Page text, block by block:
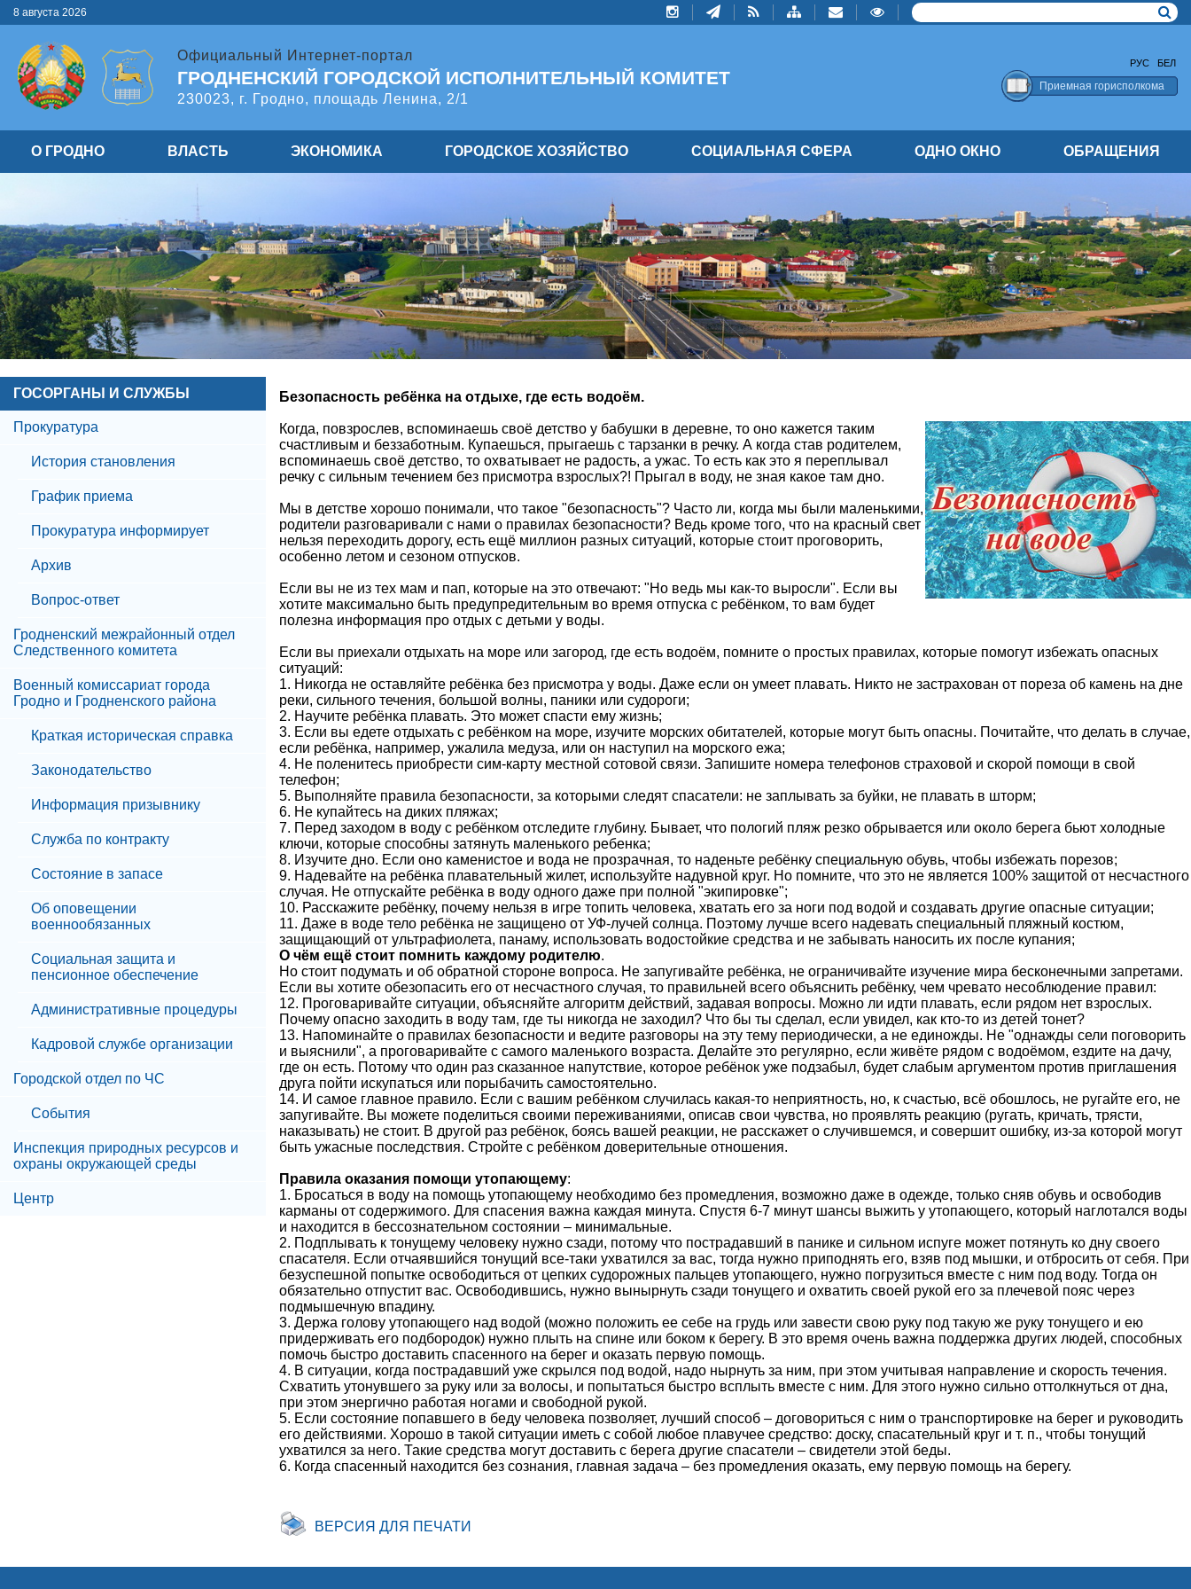
8 августа 2026
Официальный Интернет-портал
ГРОДНЕНСКИЙ ГОРОДСКОЙ ИСПОЛНИТЕЛЬНЫЙ КОМИТЕТ
230023, г. Гродно, площадь Ленина, 2/1
РУС БЕЛ
Приемная горисполкома
О ГРОДНО ВЛАСТЬ ЭКОНОМИКА ГОРОДСКОЕ ХОЗЯЙСТВО СОЦИАЛЬНАЯ СФЕРА ОДНО ОКНО ОБРАЩЕНИЯ
ГОСОРГАНЫ И СЛУЖБЫ
Прокуратура
История становления
График приема
Прокуратура информирует
Архив
Вопрос-ответ
Гродненский межрайонный отдел
Следственного комитета
Военный комиссариат города
Гродно и Гродненского района
Краткая историческая справка
Законодательство
Информация призывнику
Служба по контракту
Состояние в запасе
Об оповещении
военнообязанных
Социальная защита и
пенсионное обеспечение
Административные процедуры
Кадровой службе организации
Городской отдел по ЧС
События
Инспекция природных ресурсов и
охраны окружающей среды
Центр
Безопасность ребёнка на отдыхе, где есть водоём.
Когда, повзрослев, вспоминаешь своё детство у бабушки в деревне, то оно кажется таким
счастливым и беззаботным. Купаешься, прыгаешь с тарзанки в речку. А когда став родителем,
вспоминаешь своё детство, то охватывает не радость, а ужас. То есть как это я переплывал
речку с сильным течением без присмотра взрослых?! Прыгал в воду, не зная какое там дно.
Мы в детстве хорошо понимали, что такое "безопасность"? Часто ли, когда мы были маленькими,
родители разговаривали с нами о правилах безопасности? Ведь кроме того, что на красный свет
нельзя переходить дорогу, есть ещё миллион разных ситуаций, которые стоит проговорить,
особенно летом и сезоном отпусков.
Если вы не из тех мам и пап, которые на это отвечают: "Но ведь мы как-то выросли". Если вы
хотите максимально быть предупредительным во время отпуска с ребёнком, то вам будет
полезна информация про отдых с детьми у воды.
Если вы приехали отдыхать на море или загород, где есть водоём, помните о простых правилах, которые помогут избежать опасных
ситуаций:
1. Никогда не оставляйте ребёнка без присмотра у воды. Даже если он умеет плавать. Никто не застрахован от пореза об камень на дне
реки, сильного течения, большой волны, паники или судороги;
2. Научите ребёнка плавать. Это может спасти ему жизнь;
3. Если вы едете отдыхать с ребёнком на море, изучите морских обитателей, которые могут быть опасны. Почитайте, что делать в случае,
если ребёнка, например, ужалила медуза, или он наступил на морского ежа;
4. Не поленитесь приобрести сим-карту местной сотовой связи. Запишите номера телефонов страховой и скорой помощи в свой
телефон;
5. Выполняйте правила безопасности, за которыми следят спасатели: не заплывать за буйки, не плавать в шторм;
6. Не купайтесь на диких пляжах;
7. Перед заходом в воду с ребёнком отследите глубину. Бывает, что пологий пляж резко обрывается или около берега бьют холодные
ключи, которые способны затянуть маленького ребенка;
8. Изучите дно. Если оно каменистое и вода не прозрачная, то наденьте ребёнку специальную обувь, чтобы избежать порезов;
9. Надевайте на ребёнка плавательный жилет, используйте надувной круг. Но помните, что это не является 100% защитой от несчастного
случая. Не отпускайте ребёнка в воду одного даже при полной "экипировке";
10. Расскажите ребёнку, почему нельзя в игре топить человека, хватать его за ноги под водой и создавать другие опасные ситуации;
11. Даже в воде тело ребёнка не защищено от УФ-лучей солнца. Поэтому лучше всего надевать специальный пляжный костюм,
защищающий от ультрафиолета, панаму, использовать водостойкие средства и не забывать наносить их после купания;
О чём ещё стоит помнить каждому родителю.
Но стоит подумать и об обратной стороне вопроса. Не запугивайте ребёнка, не ограничивайте изучение мира бесконечными запретами.
Если вы хотите обезопасить его от несчастного случая, то правильней всего объяснить ребёнку, чем чревато несоблюдение правил:
12. Проговаривайте ситуации, объясняйте алгоритм действий, задавая вопросы. Можно ли идти плавать, если рядом нет взрослых.
Почему опасно заходить в воду там, где ты никогда не заходил? Что бы ты сделал, если увидел, как кто-то из детей тонет?
13. Напоминайте о правилах безопасности и ведите разговоры на эту тему периодически, а не единожды. Не "однажды сели поговорить
и выяснили", а проговаривайте с самого маленького возраста. Делайте это регулярно, если живёте рядом с водоёмом, ездите на дачу,
где он есть. Потому что один раз сказанное напутствие, которое ребёнок уже подзабыл, будет слабым аргументом против приглашения
друга пойти искупаться или порыбачить самостоятельно.
14. И самое главное правило. Если с вашим ребёнком случилась какая-то неприятность, но, к счастью, всё обошлось, не ругайте его, не
запугивайте. Вы можете поделиться своими переживаниями, описав свои чувства, но проявлять реакцию (ругать, кричать, трясти,
наказывать) не стоит. В другой раз ребёнок, боясь вашей реакции, не расскажет о случившемся, и совершит ошибку, из-за которой могут
быть ужасные последствия. Стройте с ребёнком доверительные отношения.
Правила оказания помощи утопающему:
1. Бросаться в воду на помощь утопающему необходимо без промедления, возможно даже в одежде, только сняв обувь и освободив
карманы от содержимого. Для спасения важна каждая минута. Спустя 6-7 минут шансы выжить у утопающего, который наглотался воды
и находится в бессознательном состоянии – минимальные.
2. Подплывать к тонущему человеку нужно сзади, потому что пострадавший в панике и сильном испуге может потянуть ко дну своего
спасателя. Если отчаявшийся тонущий все-таки ухватился за вас, тогда нужно приподнять его, взяв под мышки, и отбросить от себя. При
безуспешной попытке освободиться от цепких судорожных пальцев утопающего, нужно погрузиться вместе с ним под воду. Тогда он
обязательно отпустит вас. Освободившись, нужно вынырнуть сзади тонущего и охватить своей рукой его за плечевой пояс через
подмышечную впадину.
3. Держа голову утопающего над водой (можно положить ее себе на грудь или завести свою руку под такую же руку тонущего и ею
придерживать его подбородок) нужно плыть на спине или боком к берегу. В это время очень важна поддержка других людей, способных
помочь быстро доставить спасенного на берег и оказать первую помощь.
4. В ситуации, когда пострадавший уже скрылся под водой, надо нырнуть за ним, при этом учитывая направление и скорость течения.
Схватить утонувшего за руку или за волосы, и попытаться быстро всплыть вместе с ним. Для этого нужно сильно оттолкнуться от дна,
при этом энергично работая ногами и свободной рукой.
5. Если состояние попавшего в беду человека позволяет, лучший способ – договориться с ним о транспортировке на берег и руководить
его действиями. Хорошо в такой ситуации иметь с собой любое плавучее средство: доску, спасательный круг и т. п., чтобы тонущий
ухватился за него. Такие средства могут доставить с берега другие спасатели – свидетели этой беды.
6. Когда спасенный находится без сознания, главная задача – без промедления оказать, ему первую помощь на берегу.
ВЕРСИЯ ДЛЯ ПЕЧАТИ